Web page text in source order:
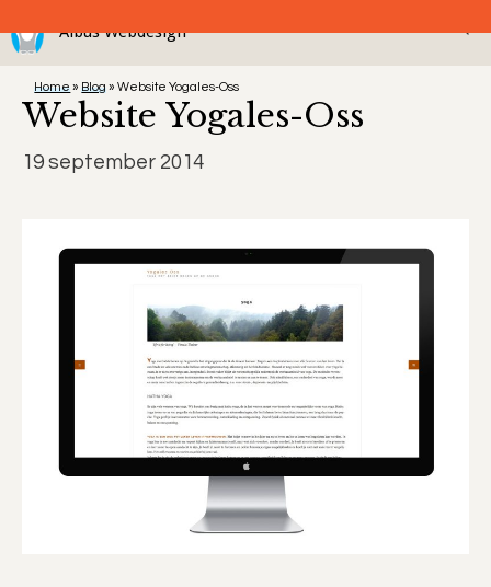
naar
inhoud
Home»Blog»Website Yogales-Oss
Website Yogales-Oss
19 september 2014